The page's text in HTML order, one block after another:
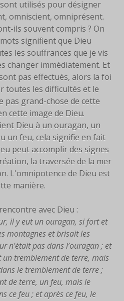
utilisés pour désigner
omniscient, omniprésent.
ils souvent compris ? On
signifient que Dieu
les souffrances que je vis
changer immédiatement. Et
pas effectués, alors la foi
toutes les difficultés et le
pas grand-chose de cette
cette image de Dieu.
Dieu à un ouragan, un
un feu, cela signifie en fait
peut accomplir des signes
la traversée de la mer
L'omnipotence de Dieu est
manière.
avec Dieu :
il y eut un ouragan, si fort et
montagnes et brisait les
n’était pas dans l’ouragan ; et
un tremblement de terre, mais
le tremblement de terre ;
de terre, un feu, mais le
ce feu ; et après ce feu, le